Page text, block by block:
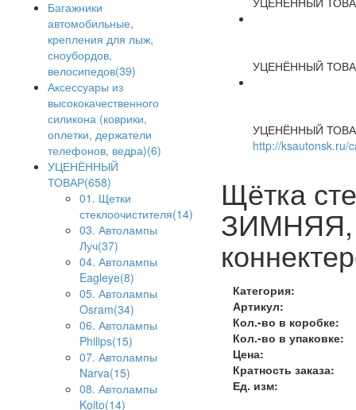
Багажники
автомобильные,
крепления для лыж,
сноубордов,
велосипедов(39)
Аксессуары из
высококачественного
силикона (коврики,
оплетки, держатели
телефонов, ведра)(6)
УЦЕНЁННЫЙ
ТОВАР(658)
01. Щетки
стеклоочистителя(14)
03. Автолампы
Луч(37)
04. Автолампы
Eagleye(8)
05. Автолампы
Osram(34)
06. Автолампы
Philips(15)
07. Автолампы
Narva(15)
08. Автолампы
Koito(14)
УЦЕНЁННЫЙ
УЦЕНЁННЫЙ
http://ksautonsk.ru/
Щётка
ЗИМНЯЯ,
Категория:
Артикул:
Кол.-во в коробке:
Кол.-во в упаковке:
Цена:
Кратность заказа:
Ед. изм: